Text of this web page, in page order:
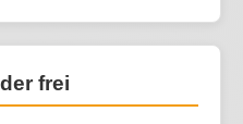
frei